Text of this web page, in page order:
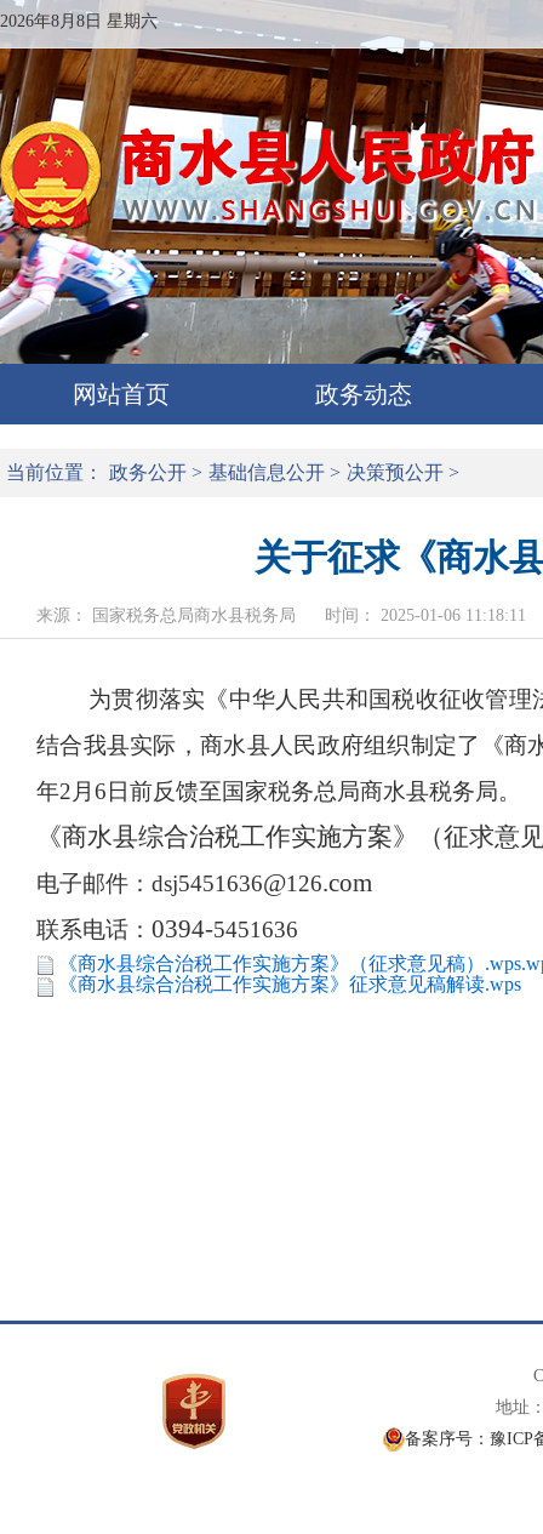
2026年8月8日 星期六
网站首页 政务动态
当前位置： 政务公开 > 基础信息公开 > 决策预公开 >
关于征求《商水
来源： 国家税务总局商水县税务局 时间： 2025-01-06 11:18:11
为贯彻落实《中华人民共和国税收征收管
结合我县实际，商水县人民政府组织制定了《
年2 月 6 日前反馈至国家税务总局商水县税务局。
《商水县综合治税工作实施方案》（征求意
电子邮件： dsj5451636@126.com
联系电话： 0394-5451636
《商水县综合治税工作实施方案》（征求意见稿）
《商水县综合治税工作实施方案》征求意见稿解读.wps
地址
备案序号：豫ICP